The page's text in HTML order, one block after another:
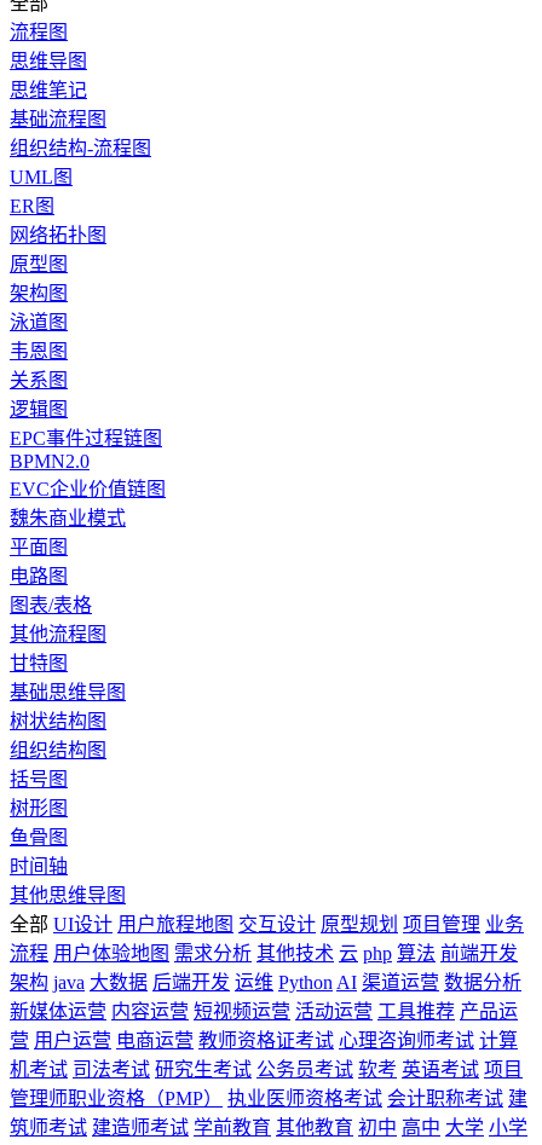
流程图
思维导图
思维笔记
基础流程图
组织结构-流程图
UML图
ER图
网络拓扑图
原型图
架构图
泳道图
韦恩图
关系图
逻辑图
EPC事件过程链图
BPMN2.0
EVC企业价值链图
魏朱商业模式
平面图
电路图
图表/表格
其他流程图
甘特图
基础思维导图
树状结构图
组织结构图
括号图
树形图
鱼骨图
时间轴
其他思维导图
全部 UI设计 用户旅程地图 交互设计 原型规划 项目管理 业务
流程 用户体验地图 需求分析 其他技术 云 php 算法 前端开发
架构 java 大数据 后端开发 运维 Python AI 渠道运营 数据分析
新媒体运营 内容运营 短视频运营 活动运营 工具推荐 产品运
营 用户运营 电商运营 教师资格证考试 心理咨询师考试 计算
机考试 司法考试 研究生考试 公务员考试 软考 英语考试 项目
管理师职业资格（PMP）
执业医师资格考试 会计职称考试 建
筑师考试 建造师考试 学前教育 其他教育 初中 高中 大学 小学